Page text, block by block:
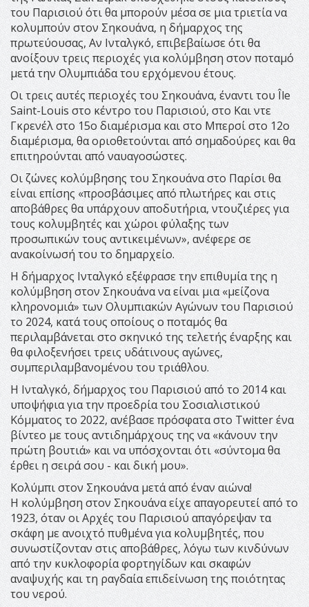
του Παρισιού ότι θα μπορούν μέσα σε μια τριετία να
κολυμπούν στον Σηκουάνα, η δήμαρχος της
πρωτεύουσας, Αν Ινταλγκό, επιβεβαίωσε ότι θα
ανοίξουν τρεις περιοχές για κολύμβηση στον ποταμό
μετά την Ολυμπιάδα του ερχόμενου έτους.
Οι τρεις αυτές περιοχές του Σηκουάνα, έναντι του Île
Saint-Louis στο κέντρο του Παρισιού, στο Και ντε
Γκρενέλ στο 15ο διαμέρισμα και στο Μπερσί στο 12ο
διαμέρισμα, θα οριοθετούνται από σημαδούρες και θα
επιτηρούνται από ναυαγοσώστες.
Οι ζώνες κολύμβησης του Σηκουάνα στο Παρίσι θα
είναι επίσης «προσβάσιμες από πλωτήρες και στις
αποβάθρες θα υπάρχουν αποδυτήρια, ντουζιέρες για
τους κολυμβητές και χώροι φύλαξης των
προσωπικών τους αντικειμένων», ανέφερε σε
ανακοίνωσή του το δημαρχείο.
Η δήμαρχος Ινταλγκό εξέφρασε την επιθυμία της η
κολύμβηση στον Σηκουάνα να είναι μια «μείζονα
κληρονομιά» των Ολυμπιακών Αγώνων του Παρισιού
το 2024, κατά τους οποίους ο ποταμός θα
περιλαμβάνεται στο σκηνικό της τελετής έναρξης και
θα φιλοξενήσει τρεις υδάτινους αγώνες,
συμπεριλαμβανομένου του τριάθλου.
Η Ινταλγκό, δήμαρχος του Παρισιού από το 2014 και
υποψήφια για την προεδρία του Σοσιαλιστικού
Κόμματος το 2022, ανέβασε πρόσφατα στο Twitter ένα
βίντεο με τους αντιδημάρχους της να «κάνουν την
πρώτη βουτιά» και να υπόσχονται ότι «σύντομα θα
έρθει η σειρά σου - και δική μου».
Κολύμπι στον Σηκουάνα μετά από έναν αιώνα!
Η κολύμβηση στον Σηκουάνα είχε απαγορευτεί από το
1923, όταν οι Αρχές του Παρισιού απαγόρεψαν τα
σκάφη με ανοιχτό πυθμένα για κολυμβητές, που
συνωστίζονταν στις αποβάθρες, λόγω των κινδύνων
από την κυκλοφορία φορτηγίδων και σκαφών
αναψυχής και τη ραγδαία επιδείνωση της ποιότητας
του νερού.